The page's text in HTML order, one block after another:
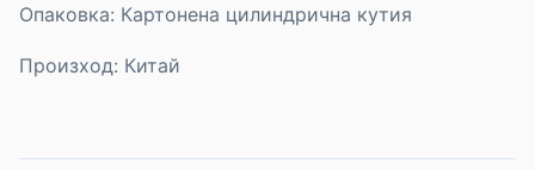
Опаковка: Картонена цилиндрична кутия
Произход: Китай